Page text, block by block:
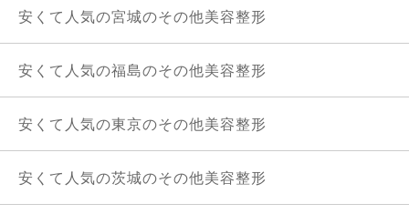
安くて人気の宮城のその他美容整形
安くて人気の福島のその他美容整形
安くて人気の東京のその他美容整形
安くて人気の茨城のその他美容整形